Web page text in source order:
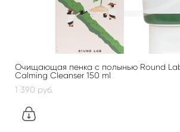
Очищающая пенка с полынью Round
Calming Cleanser 150 ml
1 390 pуб.